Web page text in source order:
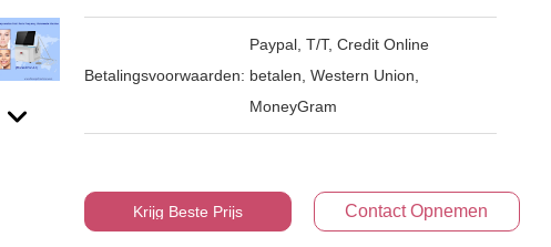
Betalingsvoorwaarden:
Paypal, T/T, Credit Online
betalen, Western Union,
MoneyGram
Krijg Beste Prijs Contact Opnemen